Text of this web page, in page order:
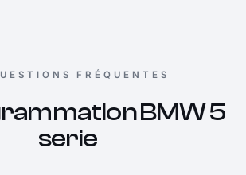
FRÉQUENTES
BMW 5
serie